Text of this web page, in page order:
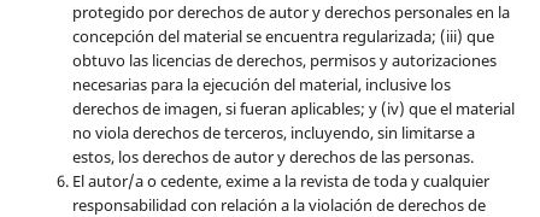
protegido por derechos de autor y derechos personales en la
concepción del material se encuentra regularizada; (iii) que
obtuvo las licencias de derechos, permisos y autorizaciones
necesarias para la ejecución del material, inclusive los
derechos de imagen, si fueran aplicables; y (iv) que el material
no viola derechos de terceros, incluyendo, sin limitarse a
estos, los derechos de autor y derechos de las personas.
El autor/a o cedente, exime a la revista de toda y cualquier
responsabilidad con relación a la violación de derechos de